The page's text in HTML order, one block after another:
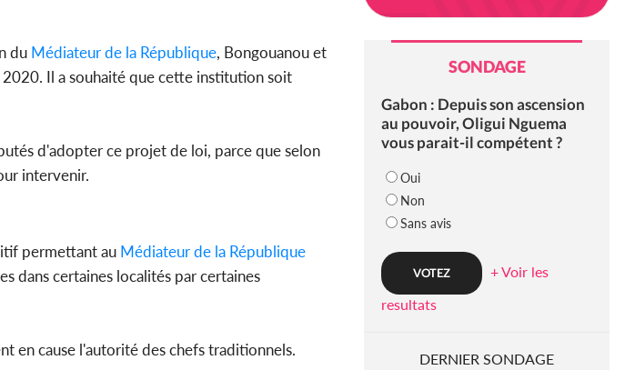
du Médiateur de la République, Bongouanou et
Il a souhaité que cette institution soit
d'adopter ce projet de loi, parce que selon
intervenir.
permettant au Médiateur de la République
dans certaines localités par certaines
en cause l'autorité des chefs traditionnels.
SONDAGE
Gabon : Depuis son ascension
au pouvoir, Oligui Nguema
vous parait-il compétent ?
Oui
Non
Sans avis
+ Voir les
resultats
DERNIER SONDAGE